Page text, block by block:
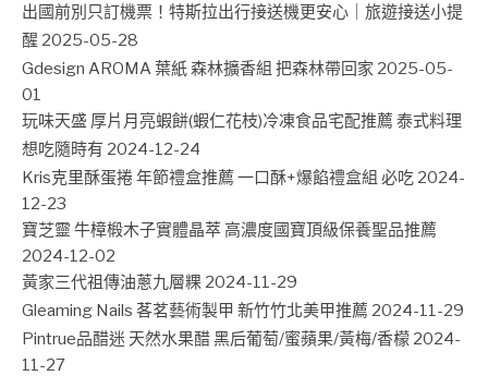
出國前別只訂機票！特斯拉出行接送機更安心｜旅遊接送小提
醒 2025-05-28
Gdesign AROMA 葉紙 森林擴香組 把森林帶回家 2025-05-
01
玩味天盛 厚片月亮蝦餅(蝦仁花枝)冷凍食品宅配推薦 泰式料理
想吃隨時有 2024-12-24
Kris克里酥蛋捲 年節禮盒推薦 一口酥+爆餡禮盒組 必吃 2024-
12-23
寶芝靈 牛樟椴木子實體晶萃 高濃度國寶頂級保養聖品推薦
2024-12-02
黃家三代祖傳油蔥九層粿 2024-11-29
Gleaming Nails 茖茗藝術製甲 新竹竹北美甲推薦 2024-11-29
Pintrue品醋迷 天然水果醋 黑后葡萄/蜜蘋果/黃梅/香檬 2024-
11-27